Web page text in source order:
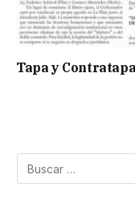
Tapa y